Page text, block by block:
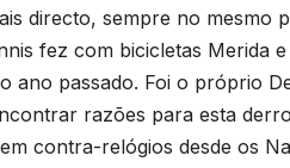
directo, sempre no mesmo
fez com bicicletas Merida
ano passado. Foi o próprio
razões para esta
contra-relógios desde os